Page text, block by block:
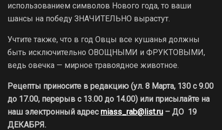
использованием символов Нового года, то ваши
шансы на победу ЗНАЧИТЕЛЬНО вырастут.
Учтите также, что в год Овцы все кушанья должны
быть исключительно ОВОЩНЫМИ и ФРУКТОВЫМИ,
ведь овечка — мирное травоядное животное.
Рецепты приносите в редакцию (ул. 8 Марта, 130 с 9.00
до 17.00, перерыв с 13.00 до 14.00) или присылайте на
наш электронный адресmiass_rab@list.ru – ДО 19
ДЕКАБРЯ.